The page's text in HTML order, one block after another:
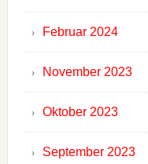
Februar 2024
November 2023
Oktober 2023
September 2023